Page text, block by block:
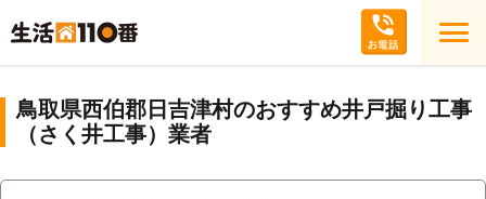
鳥取県西伯郡日吉津村のおすすめ井戸掘り工事
（さく井工事）業者